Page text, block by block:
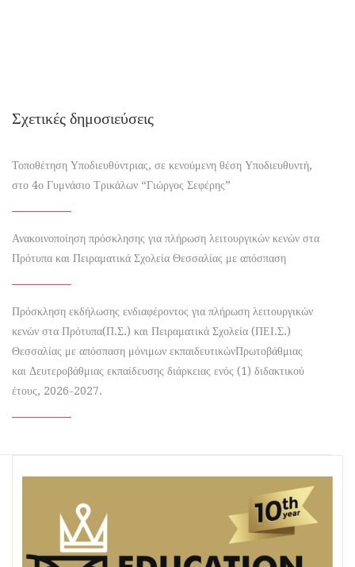
Σχετικές δημοσιεύσεις
Τοποθέτηση Υποδιευθύντριας, σε κενούμενη θέση Υποδιευθυντή,
στο 4ο Γυμνάσιο Τρικάλων “Γιώργος Σεφέρης”
Ανακοινοποίηση πρόσκλησης για πλήρωση λειτουργικών κενών στα
Πρότυπα και Πειραματικά Σχολεία Θεσσαλίας με απόσπαση
Πρόσκληση εκδήλωσης ενδιαφέροντος για πλήρωση λειτουργικών
κενών στα Πρότυπα(Π.Σ.) και Πειραματικά Σχολεία (ΠΕΙ.Σ.)
Θεσσαλίας με απόσπαση μόνιμων εκπαιδευτικώνΠρωτοβάθμιας
και Δευτεροβάθμιας εκπαίδευσης διάρκειας ενός (1) διδακτικού
έτους, 2026-2027.